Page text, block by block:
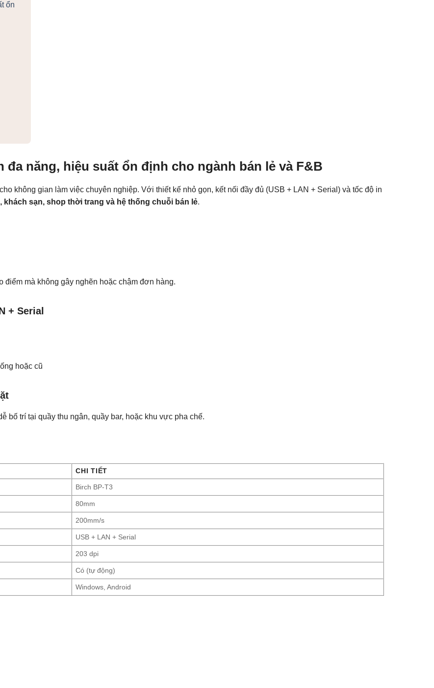
ổn
đa năng, hiệu suất ổn định cho ngành bán lẻ và F&B
không gian làm việc chuyên nghiệp. Với thiết kế nhỏ gọn, kết nối đầy đủ (USB + LAN + Serial) và tốc độ in
khách sạn, shop thời trang và hệ thống chuỗi bán lẻ.
mà không gây nghẽn hoặc chậm đơn hàng.
+ Serial
hoặc cũ
bố trí tại quầy thu ngân, quầy bar, hoặc khu vực pha chế.
CHI TIẾT
Birch BP-T3
80mm
200mm/s
USB + LAN + Serial
203 dpi
Có (tự động)
Windows, Android